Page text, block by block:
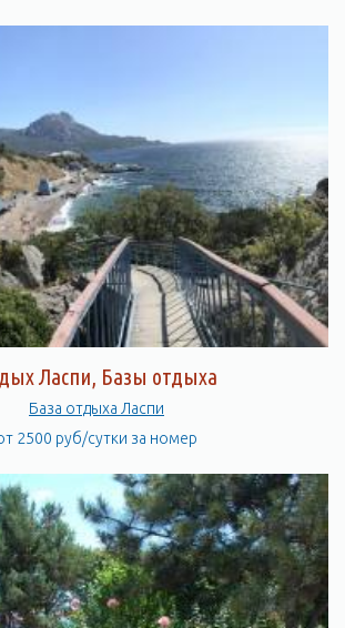
Ласпи, Базы отдыха
База отдыха Ласпи
2500 руб/сутки за номер